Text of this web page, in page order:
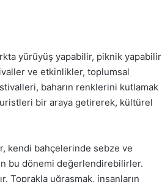
yürüyüş yapabilir, piknik yapabilir
ve etkinlikler, toplumsal
baharın renklerini kutlamak
bir araya getirerek, kültürel
kendi bahçelerinde sebze ve
bu dönemi değerlendirebilirler.
Toprakla uğraşmak, insanların